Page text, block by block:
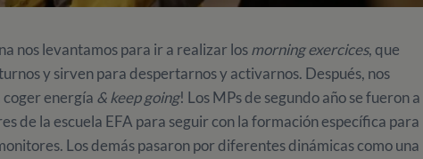
nos levantamos para ir a realizar losmorning exercices, que
y sirven para despertarnos y activarnos. Después, nos
energía & keep going! Los MPs de segundo año se fueron a
de la escuela EFA para seguir con la formación específica para
Los demás pasaron por diferentes dinámicas como una